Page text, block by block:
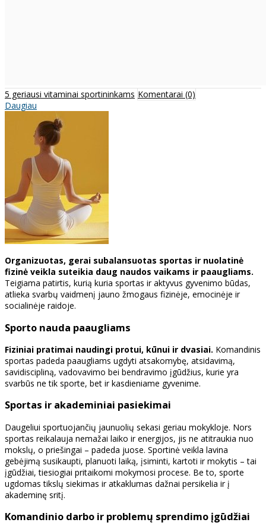
5 geriausi vitaminai sportininkams Komentarai (0)
Daugiau
Organizuotas, gerai subalansuotas sportas ir nuolatinė
fizinė veikla suteikia daug naudos vaikams ir paaugliams.
Teigiama patirtis, kurią kuria sportas ir aktyvus gyvenimo būdas,
atlieka svarbų vaidmenį jauno žmogaus fizinėje, emocinėje ir
socialinėje raidoje.
Sporto nauda paaugliams
Fiziniai pratimai naudingi protui, kūnui ir dvasiai. Komandinis
sportas padeda paaugliams ugdyti atsakomybę, atsidavimą,
savidiscipliną, vadovavimo bei bendravimo įgūdžius, kurie yra
svarbūs ne tik sporte, bet ir kasdieniame gyvenime.
Sportas ir akademiniai pasiekimai
Daugeliui sportuojančių jaunuolių sekasi geriau mokykloje. Nors
sportas reikalauja nemažai laiko ir energijos, jis ne atitraukia nuo
mokslų, o priešingai – padeda juose. Sportinė veikla lavina
gebėjimą susikaupti, planuoti laiką, įsiminti, kartoti ir mokytis – tai
įgūdžiai, tiesiogiai pritaikomi mokymosi procese. Be to, sporte
ugdomas tikslų siekimas ir atkaklumas dažnai persikelia ir į
akademinę sritį.
Komandinio darbo ir problemų sprendimo įgūdžiai